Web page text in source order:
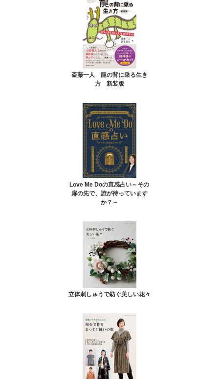
斎藤一人 龍の背に乗る生き
方 新装版
Love Me Doの直感占い～その
扉の先で、誰が待っています
か？～
立体刺しゅうで紡ぐ美しい花々